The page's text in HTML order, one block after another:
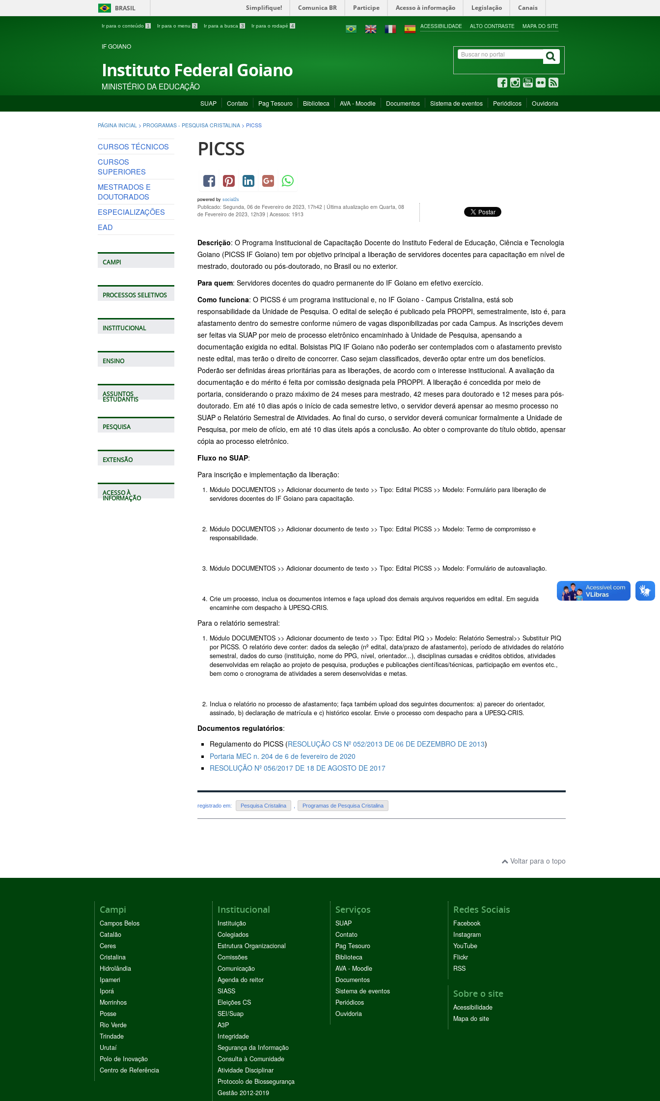
BRASIL Simplifique! Comunica BR Participe Acesso à informação Legislação Canais
Ir para o conteúdo 1 Ir para o menu 2 Ir para a busca 3 Ir para o rodapé 4 ACESSIBILIDADE ALTO CONTRASTE MAPA DO SITE
IF GOIANO
Instituto Federal Goiano
MINISTÉRIO DA EDUCAÇÃO
SUAP Contato Pag Tesouro Biblioteca AVA - Moodle Documentos Sistema de eventos Periódicos Ouvidoria
PÁGINA INICIAL > PROGRAMAS - PESQUISA CRISTALINA > PICSS
CURSOS TÉCNICOS
CURSOS
SUPERIORES
MESTRADOS E
DOUTORADOS
ESPECIALIZAÇÕES
EAD
CAMPI
PROCESSOS SELETIVOS
INSTITUCIONAL
ENSINO
ASSUNTOS
ESTUDANTIS
PESQUISA
EXTENSÃO
ACESSO À
INFORMAÇÃO
PICSS
powered by social2s
Publicado: Segunda, 06 de Fevereiro de 2023, 17h42 | Última atualização em Quarta, 08
de Fevereiro de 2023, 12h39 | Acessos: 1913
Descrição: O Programa Institucional de Capacitação Docente do Instituto Federal de Educação, Ciência e Tecnologia
Goiano (PICSS IF Goiano) tem por objetivo principal a liberação de servidores docentes para capacitação em nível de
mestrado, doutorado ou pós-doutorado, no Brasil ou no exterior.
Para quem: Servidores docentes do quadro permanente do IF Goiano em efetivo exercício.
Como funciona: O PICSS é um programa institucional e, no IF Goiano - Campus Cristalina, está sob
responsabilidade da Unidade de Pesquisa. O edital de seleção é publicado pela PROPPI, semestralmente, isto é, para
afastamento dentro do semestre conforme número de vagas disponibilizadas por cada Campus. As inscrições devem
ser feitas via SUAP por meio de processo eletrônico encaminhado à Unidade de Pesquisa, apensando a
documentação exigida no edital. Bolsistas PIQ IF Goiano não poderão ser contemplados com o afastamento previsto
neste edital, mas terão o direito de concorrer. Caso sejam classificados, deverão optar entre um dos benefícios.
Poderão ser definidas áreas prioritárias para as liberações, de acordo com o interesse institucional. A avaliação da
documentação e do mérito é feita por comissão designada pela PROPPI. A liberação é concedida por meio de
portaria, considerando o prazo máximo de 24 meses para mestrado, 42 meses para doutorado e 12 meses para pós-
doutorado. Em até 10 dias após o início de cada semestre letivo, o servidor deverá apensar ao mesmo processo no
SUAP o Relatório Semestral de Atividades. Ao final do curso, o servidor deverá comunicar formalmente a Unidade de
Pesquisa, por meio de ofício, em até 10 dias úteis após a conclusão. Ao obter o comprovante do título obtido, apensar
cópia ao processo eletrônico.
Fluxo no SUAP:
Para inscrição e implementação da liberação:
Módulo DOCUMENTOS >> Adicionar documento de texto >> Tipo: Edital PICSS >> Modelo: Formulário para liberação de
servidores docentes do IF Goiano para capacitação.
Módulo DOCUMENTOS >> Adicionar documento de texto >> Tipo: Edital PICSS >> Modelo: Termo de compromisso e
responsabilidade.
Módulo DOCUMENTOS >> Adicionar documento de texto >> Tipo: Edital PICSS >> Modelo: Formulário de autoavaliação.
Crie um processo, inclua os documentos internos e faça upload dos demais arquivos requeridos em edital. Em seguida
encaminhe com despacho à UPESQ-CRIS.
Para o relatório semestral:
Módulo DOCUMENTOS >> Adicionar documento de texto >> Tipo: Edital PIQ >> Modelo: Relatório Semestral>> Substituir PIQ
por PICSS. O relatório deve conter: dados da seleção (nº edital, data/prazo de afastamento), período de atividades do relatório
semestral, dados do curso (instituição, nome do PPG, nível, orientador...), disciplinas cursadas e créditos obtidos, atividades
desenvolvidas em relação ao projeto de pesquisa, produções e publicações científicas/técnicas, participação em eventos etc.,
bem como o cronograma de atividades a serem desenvolvidas e metas.
Inclua o relatório no processo de afastamento; faça também upload dos seguintes documentos: a) parecer do orientador,
assinado, b) declaração de matrícula e c) histórico escolar. Envie o processo com despacho para a UPESQ-CRIS.
Documentos regulatórios:
Regulamento do PICSS (RESOLUÇÃO CS Nº 052/2013 DE 06 DE DEZEMBRO DE 2013)
Portaria MEC n. 204 de 6 de fevereiro de 2020
RESOLUÇÃO Nº 056/2017 DE 18 DE AGOSTO DE 2017
registrado em: Pesquisa Cristalina Programas de Pesquisa Cristalina
Voltar para o topo
Campi
Campos Belos
Catalão
Ceres
Cristalina
Hidrolândia
Ipameri
Iporá
Morrinhos
Posse
Rio Verde
Trindade
Urutaí
Polo de Inovação
Centro de Referência
Institucional
Instituição
Colegiados
Estrutura Organizacional
Comissões
Comunicação
Agenda do reitor
SIASS
Eleições CS
SEI/Suap
A3P
Integridade
Segurança da Informação
Consulta à Comunidade
Atividade Disciplinar
Protocolo de Biossegurança
Gestão 2012-2019
Serviços
SUAP
Contato
Pag Tesouro
Biblioteca
AVA - Moodle
Documentos
Sistema de eventos
Periódicos
Ouvidoria
Redes Sociais
Facebook
Instagram
YouTube
Flickr
RSS
Sobre o site
Acessibilidade
Mapa do site